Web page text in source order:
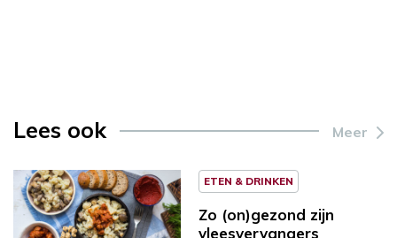
Lees ook Meer
ETEN & DRINKEN
Zo (on)gezond zijn
vleesvervangers